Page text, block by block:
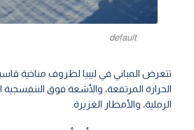
default
تتعرض المباني في ليبيا لظروف مناخية
الحرارة المرتفعة، والأشعة فوق
الرملية، والأمطار الغزيرة.